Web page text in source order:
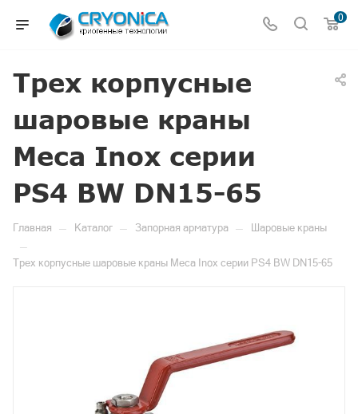
0
Трех корпусные
шаровые краны
Meca Inox серии
PS4 BW DN15-65
Главная — Каталог — Запорная арматура — Шаровые краны
—
Трех корпусные шаровые краны Meca Inox серии PS4 BW DN15-65